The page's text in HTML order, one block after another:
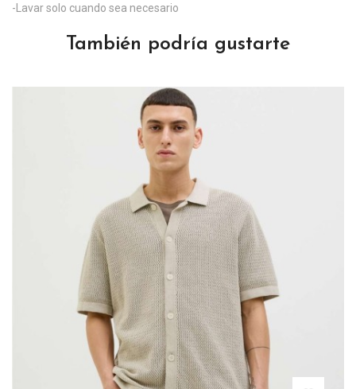
-Lavar solo cuando sea necesario
También podría gustarte